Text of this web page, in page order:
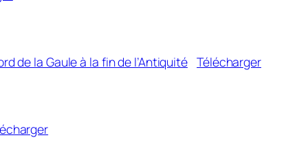
de la Gaule à la fin de l’Antiquité Télécharger